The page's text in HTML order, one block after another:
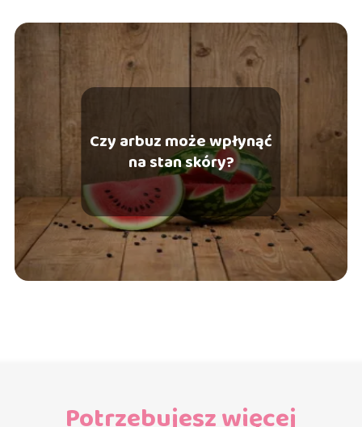
Czy arbuz może wpłynąć
na stan skóry?